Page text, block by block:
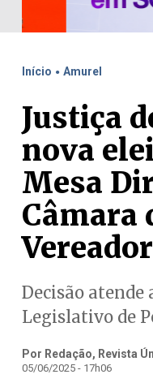
Início . Amurel
Justiça
nova
Mesa
Câmara
Decisão atende
Legislativo de
Por Redação, Revista
05/06/2025 - 17h06